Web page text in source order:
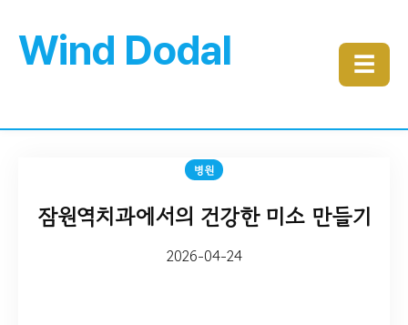
Wind Dodal ☰
병원
잠원역치과에서의 건강한 미소 만들기
2026-04-24